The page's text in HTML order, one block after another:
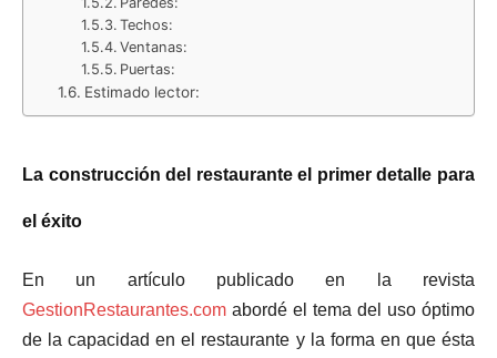
Techos:
Ventanas:
Puertas:
Estimado lector:
La construcción del restaurante el primer detalle para
el éxito
En un artículo publicado en la revista
GestionRestaurantes.com abordé el tema del uso óptimo
de la capacidad en el restaurante y la forma en que ésta